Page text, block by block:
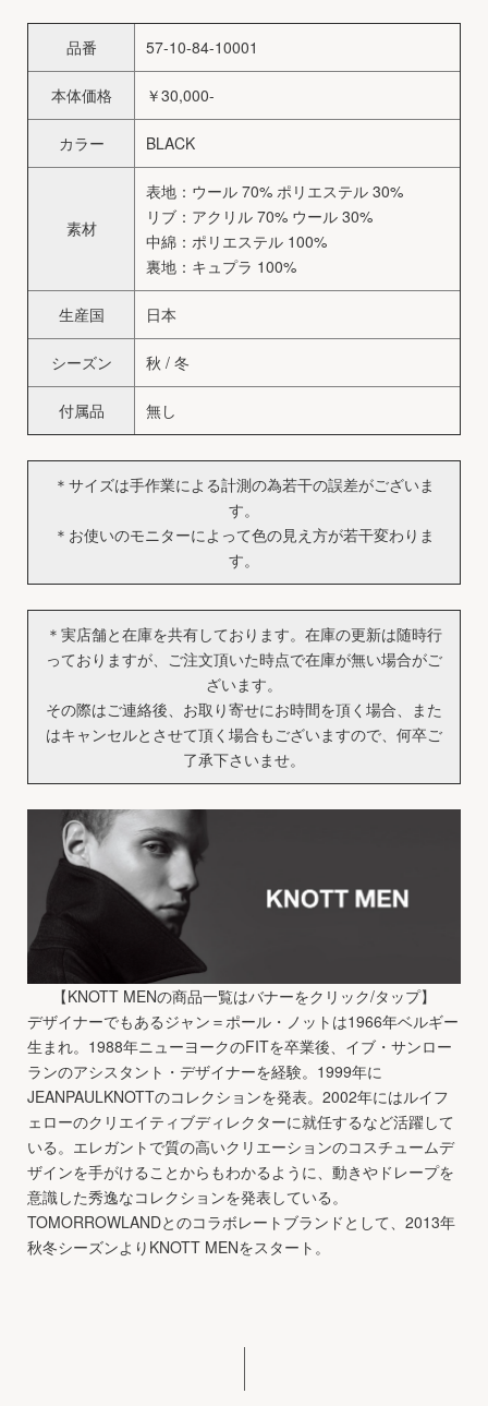
品番 57-10-84-10001
本体価格 ￥30,000-
カラー BLACK
素材
表地：ウール 70% ポリエステル 30%
リブ：アクリル 70% ウール 30%
中綿：ポリエステル 100%
裏地：キュプラ 100%
生産国 日本
シーズン 秋 / 冬
付属品 無し
＊サイズは手作業による計測の為若干の誤差がございま
す。
＊お使いのモニターによって色の見え方が若干変わりま
す。
＊実店舗と在庫を共有しております。在庫の更新は随時行
っておりますが、ご注文頂いた時点で在庫が無い場合がご
ざいます。
その際はご連絡後、お取り寄せにお時間を頂く場合、また
はキャンセルとさせて頂く場合もございますので、何卒ご
了承下さいませ。
【KNOTT MENの商品一覧はバナーをクリック/タップ】
デザイナーでもあるジャン＝ポール・ノットは1966年ベルギー
生まれ。1988年ニューヨークのFITを卒業後、イブ・サンロー
ランのアシスタント・デザイナーを経験。1999年に
JEANPAULKNOTTのコレクションを発表。2002年にはルイフ
ェローのクリエイティブディレクターに就任するなど活躍して
いる。エレガントで質の高いクリエーションのコスチュームデ
ザインを手がけることからもわかるように、動きやドレープを
意識した秀逸なコレクションを発表している。
TOMORROWLANDとのコラボレートブランドとして、2013年
秋冬シーズンよりKNOTT MENをスタート。